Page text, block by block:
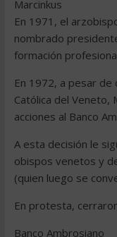
Marcinkus
En 1971, el
nombrado
formación
En 1972, a pesar de
Católica del Veneto,
acciones al Banco
A esta decisión le
obispos venetos y
(quien luego se
En protesta,
Banco Ambrosiano